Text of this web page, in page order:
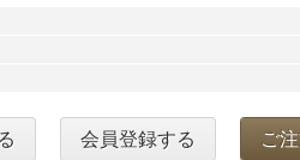
会員登録する ご